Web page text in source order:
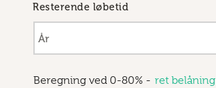
Resterende løbetid
Beregning ved 0-80% - ret belåning